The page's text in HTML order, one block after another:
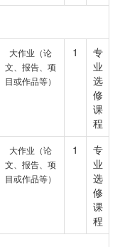
大作业（论
文、报告、项
目或作品等）
1
专
业
选
修
课
程
大作业（论
文、报告、项
目或作品等）
1
专
业
选
修
课
程